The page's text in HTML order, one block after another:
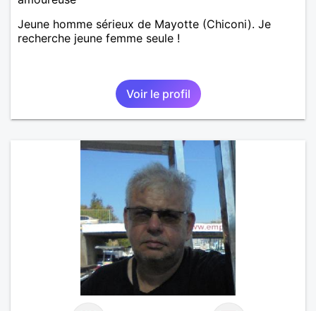
Jeune homme sérieux de Mayotte (Chiconi). Je
recherche jeune femme seule !
Voir le profil